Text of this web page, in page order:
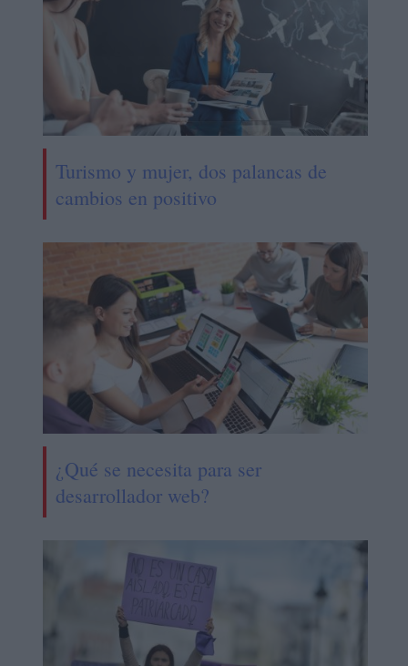
Turismo y mujer, dos palancas de
cambios en positivo
¿Qué se necesita para ser
desarrollador web?